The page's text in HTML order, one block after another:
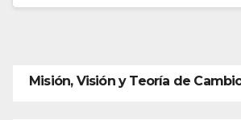
Misión, Visión y Teoría de